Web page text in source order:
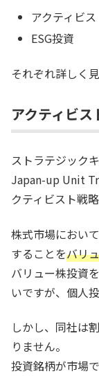
アクティビ
ESG投資
それぞれ詳しく
アクティビス
ストラテジック
Japan-up Unit
クティビスト戦略
株式市場におい
することをバリ
バリュー株投資
いですが、個人
しかし、同社は
りません。
投資銘柄が市場